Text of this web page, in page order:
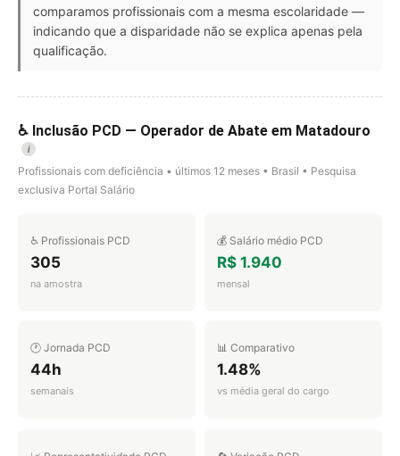
comparamos profissionais com a mesma escolaridade —
indicando que a disparidade não se explica apenas pela
qualificação.
♿ Inclusão PCD — Operador de Abate em Matadouro
i
Profissionais com deficiência • últimos 12 meses • Brasil • Pesquisa
exclusiva Portal Salário
♿ Profissionais PCD
305
na amostra
💰 Salário médio PCD
R$ 1.940
mensal
🕐 Jornada PCD
44h
semanais
📊 Comparativo
1.48%
vs média geral do cargo